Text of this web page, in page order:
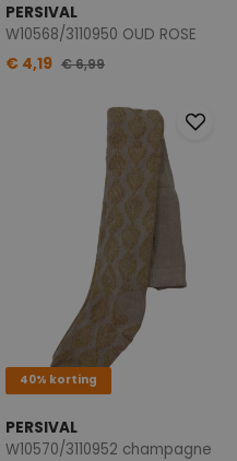
PERSIVAL
W10568/3110950 OUD ROSE
€ 4,19 € 6,99
40% korting
PERSIVAL
W10570/3110952 champagne